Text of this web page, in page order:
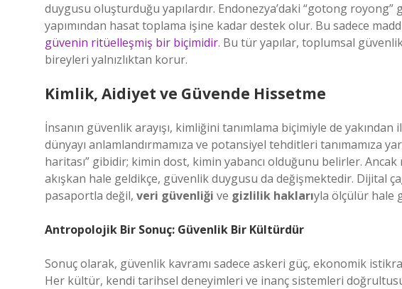
duygusu oluşturduğu yapılardır. Endonezya’daki “gotong
yapımından hasat toplama işine kadar destek olur. Bu sadece
güvenin ritüelleşmiş bir biçimidir. Bu tür yapılar, toplumsal
bireyleri yalnızlıktan korur.
Kimlik, Aidiyet ve Güvende Hissetme
İnsanın güvenlik arayışı, kimliğini tanımlama biçimiyle de
dünyayı anlamlandırmamıza ve potansiyel tehditleri tanımamıza
haritası” gibidir; kimin dost, kimin yabancı olduğunu belirler.
akışkan hale geldikçe, güvenlik duygusu da değişmektedir. Dijital
pasaportla değil, veri güvenliği ve gizlilik haklarıyla ölçülür hale
Antropolojik Bir Sonuç: Güvenlik Bir Kültürdür
Sonuç olarak, güvenlik kavramı sadece askeri güç, ekonomik
Her kültür, kendi tarihsel deneyimleri ve inanç sistemleri